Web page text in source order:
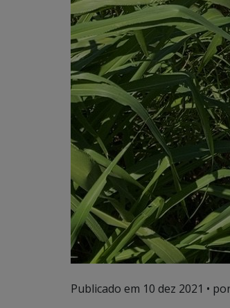
Publicado em 10 dez 2021 •